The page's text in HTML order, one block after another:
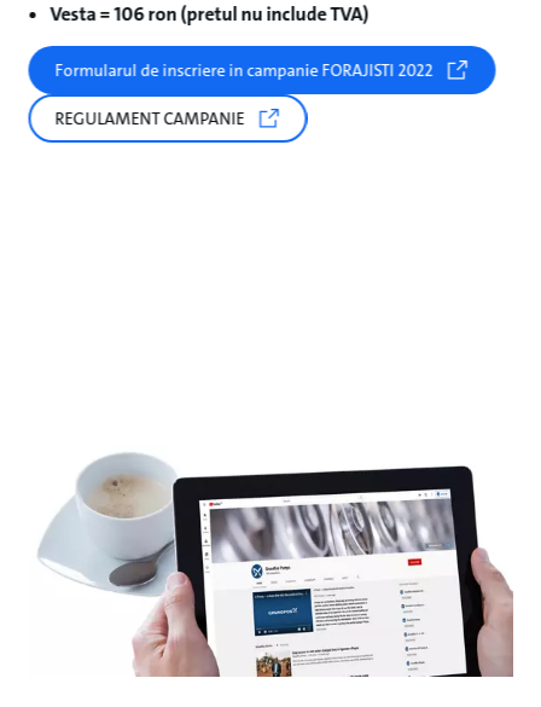
Vesta = 106 ron (pretul nu include TVA)
Formularul de inscriere in campanie FORAJISTI 2022
REGULAMENT CAMPANIE